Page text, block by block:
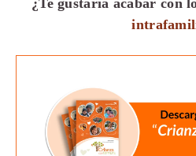
¿Te gustaría acabar con